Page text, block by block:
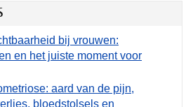
bij vrouwen:
en het juiste moment voor
aard van de pijn,
bloedstolsels en